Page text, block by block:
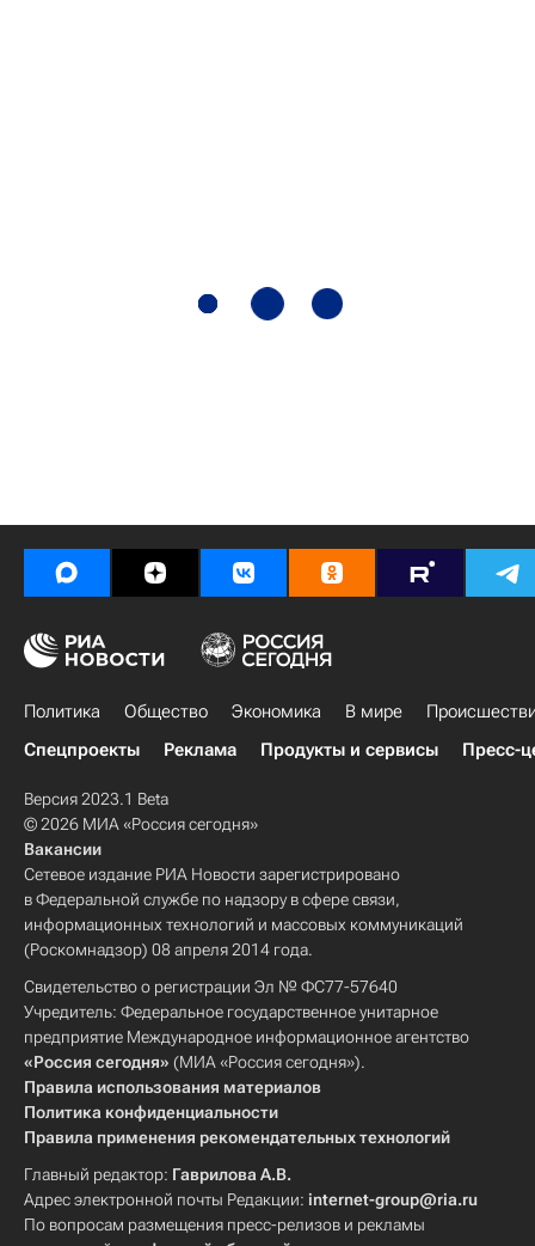
Политика Общество Экономика В мире
Спецпроекты
Реклама Продукты и сервисы Пресс-
Версия 2023.1 Beta
© 2026 МИА «Россия сегодня»
Вакансии
Сетевое издание РИА Новости зарегистрировано
в Федеральной службе по надзору в сфере связи,
информационных технологий и массовых коммуникаций
(Роскомнадзор) 08 апреля 2014 года.
Свидетельство о регистрации Эл № ФС77-57640
Учредитель: Федеральное государственное унитарное
предприятие Международное информационное агентство
«Россия сегодня» (МИА «Россия сегодня»).
Правила использования материалов
Политика конфиденциальности
Правила применения рекомендательных технологий
Главный редактор: Гаврилова А.В.
Адрес электронной почты Редакции: internet-group@ria.ru
По вопросам размещения пресс-релизов и рекламы